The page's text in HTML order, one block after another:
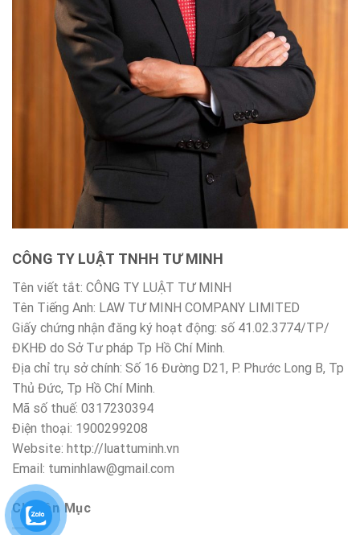
CÔNG TY LUẬT TNHH TƯ MINH
Tên viết tắt: CÔNG TY LUẬT TƯ MINH
Tên Tiếng Anh: LAW TƯ MINH COMPANY LIMITED
Giấy chứng nhận đăng ký hoạt động: số 41.02.3774/TP/
ĐKHĐ do Sở Tư pháp Tp Hồ Chí Minh.
Địa chỉ trụ sở chính: Số 16 Đường D21, P. Phước Long B, Tp
Thủ Đức, Tp Hồ Chí Minh.
Mã số thuế: 0317230394
Điện thoại: 1900299208
Website: http://luattuminh.vn
Email: tuminhlaw@gmail.com
Chuyên Mục